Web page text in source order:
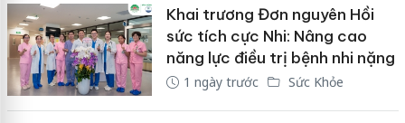
Khai trương Đơn nguyên Hồi
sức tích cực Nhi: Nâng cao
năng lực điều trị bệnh nhi nặng
1 ngày trước Sức Khỏe